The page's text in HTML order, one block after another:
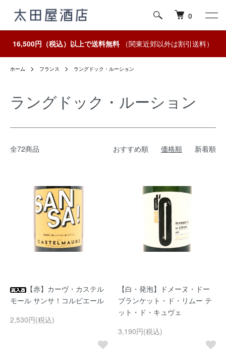
0
16,500円（税込）以上で送料無料（関東近郊以外は割引送料）
ホーム フランス ラングドック・ルーション
ラングドック・ルーション
全72商品 おすすめ順 価格順 新着順
【赤】カーヴ・カステル
モール サンサ！コルビエール
2,530円(税込)
【白・発泡】ドメーヌ・ドー
ブランケット・ド・リムー テ
ット・ド・キュヴェ
3,190円(税込)